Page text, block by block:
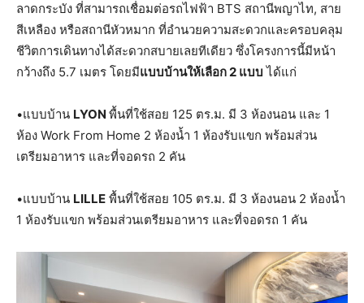
ลาดกระบัง ที่สามารถเชื่อมต่อรถไฟฟ้า BTS สถานีพญาไท, สาย
สีเหลือง หรือสถานีหัวหมาก ที่อำนวยความสะดวกและครอบคลุม
ชีวิตการเดินทางได้สะดวกสบายเลยทีเดียว ซึ่งโครงการนี้มีหน้า
กว้างถึง 5.7 เมตร โดยมีแบบบ้านให้เลือก2 แบบ ได้แก่
•แบบบ้าน LYON พื้นที่ใช้สอย 125 ตร.ม. มี 3 ห้องนอน และ 1
ห้อง Work From Home 2 ห้องน้ำ 1 ห้องรับแขก พร้อมส่วน
เตรียมอาหาร และที่จอดรถ 2 คัน
•แบบบ้าน LILLE พื้นที่ใช้สอย 105 ตร.ม. มี 3 ห้องนอน 2 ห้องน้ำ
1 ห้องรับแขก พร้อมส่วนเตรียมอาหาร และที่จอดรถ 1 คัน